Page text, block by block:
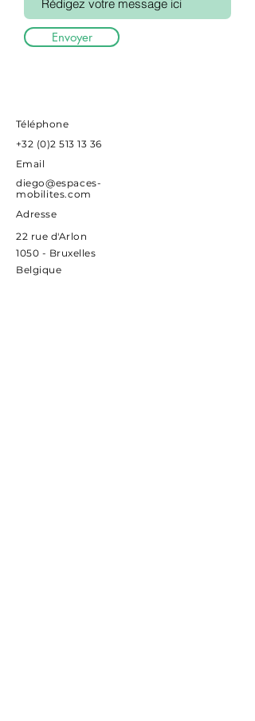
Envoyer
Téléphone
+32 (0)2 513 13 36
Email
diego@espaces-
mobilites.com
Adresse
22 rue d'Arlon
1050 - Bruxelles
Belgique